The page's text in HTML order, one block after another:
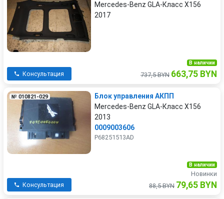
Mercedes-Benz GLA-Класс X156
2017
Консультация
В наличии
737,5 BYN 663,75 BYN
№ 010821-029
Блок управления АКПП
Mercedes-Benz GLA-Класс X156
2013
0009003606
P68251513AD
Консультация
В наличии
Новинки
88,5 BYN 79,65 BYN